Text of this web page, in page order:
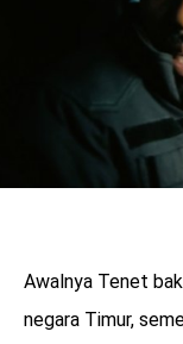
Awalnya Tenet
negara Timur,